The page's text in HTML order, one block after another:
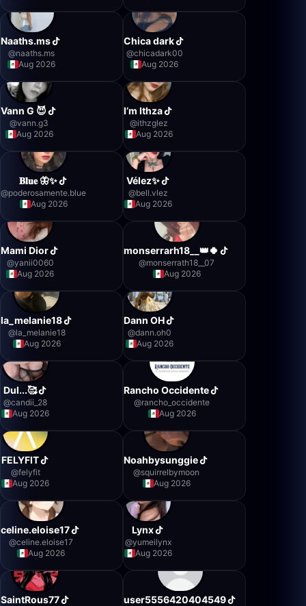
Naaths.ms
@naaths.ms
Aug 2026
Chica dark
@chicadark00
Aug 2026
Vann G 😈
@vann.g3
Aug 2026
I’m Ithza
@ithzglez
Aug 2026
𝐁𝐥𝐮𝐞 🦋✨
@poderosamente.blue
Aug 2026
Vélez✨
@bell.vlez
Aug 2026
Mami Dior
@yanii0060
Aug 2026
monserrarh18__👑🍀
@monserrath18__07
Aug 2026
la_melanie18
@la_melanie18
Aug 2026
Dann OH
@dann.oh0
Aug 2026
Dul...🥰
@candii_28
Aug 2026
Rancho Occidente
@rancho_occidente
Aug 2026
FELYFIT
@felyfit
Aug 2026
Noahbysunggie
@squirrelbymoon
Aug 2026
celine.eloise17
@celine.eloise17
Aug 2026
Lynx
@yumeilynx
Aug 2026
SaintRous77 user5556420404549